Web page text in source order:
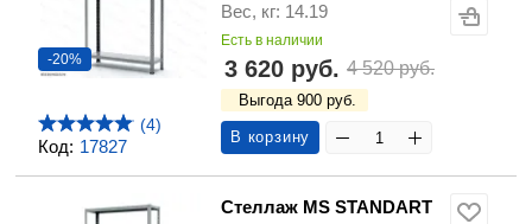
Код: 17827
-20%
(4)
Вес, кг: 14.19
Есть в наличии
3 620 руб. 4 520 руб.
Выгода 900 руб.
В корзину
Стеллаж MS STANDART